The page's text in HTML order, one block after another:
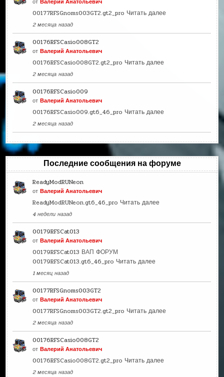
00177RFSGnoms003GT2.gt2_pro Читать далее
2 месяца назад
00176RFSCasio008GT2
отВалерий Анатольевич
00176RFSCasio008GT2.gt2_pro Читать далее
2 месяца назад
00176RFSCasio009
отВалерий Анатольевич
00176RFSCasio009.gt6_46_pro Читать далее
2 месяца назад
Последние сообщения на форуме
ReadyModRUNeon
отВалерий Анатольевич
ReadyModRUNeon.gt6_46_pro Читать далее
4 недели назад
00179RFSCat013
отВалерий Анатольевич
00179RFSCat013 ВАП ФОРУМ
00179RFSCat013.gt6_46_pro Читать далее
1 месяц назад
00177RFSGnoms003GT2
отВалерий Анатольевич
00177RFSGnoms003GT2.gt2_pro Читать далее
2 месяца назад
00176RFSCasio008GT2
отВалерий Анатольевич
00176RFSCasio008GT2.gt2_pro Читать далее
2 месяца назад